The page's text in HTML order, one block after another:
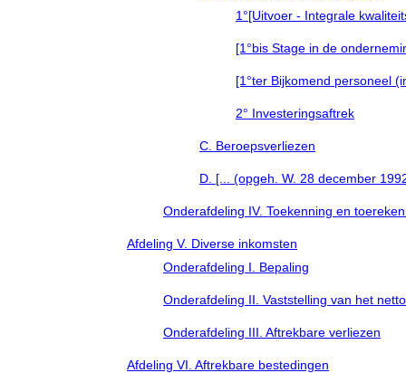
1°[Uitvoer - Integrale
[1°bis Stage in de
[1°ter Bijkomend personeel
2° Investeringsaftrek
C. Beroepsverliezen
D. [... (opgeh. W. 28 december
Onderafdeling IV. Toekenning en
Afdeling V. Diverse inkomsten
Onderafdeling I. Bepaling
Onderafdeling II. Vaststelling van het
Onderafdeling III. Aftrekbare verliezen
Afdeling VI. Aftrekbare bestedingen